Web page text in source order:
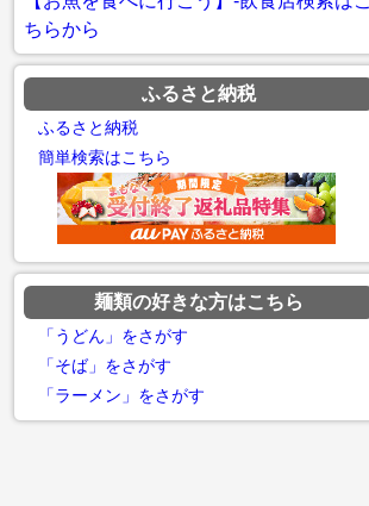
ちらから
ふるさと納税
ふるさと納税
簡単検索はこちら
麺類の好きな方はこちら
「うどん」をさがす
「そば」をさがす
「ラーメン」をさがす